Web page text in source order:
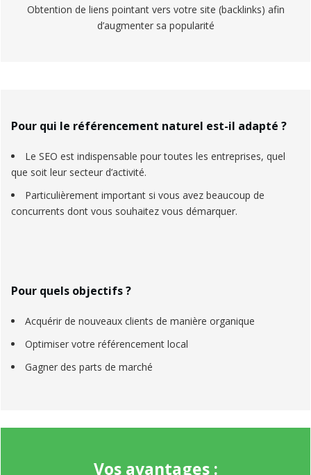
Obtention de liens pointant vers votre site (backlinks) afin
d’augmenter sa popularité
Pour qui le référencement naturel est-il adapté ?
Le SEO est indispensable pour toutes les entreprises, quel
que soit leur secteur d’activité.
Particulièrement important si vous avez beaucoup de
concurrents dont vous souhaitez vous démarquer.
Pour quels objectifs ?
Acquérir de nouveaux clients de manière organique
Optimiser votre référencement local
Gagner des parts de marché
Vos avantages :